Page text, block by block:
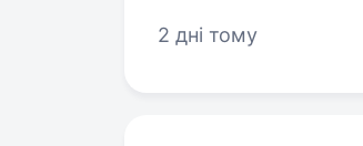
2 дні тому